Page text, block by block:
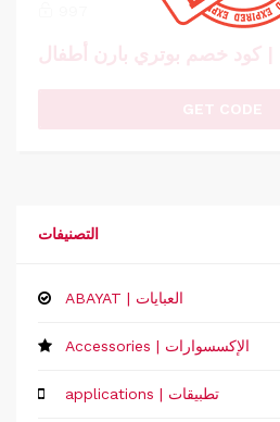
GET CODE
التصنيفات
ABAYAT | العبايات
Accessories | الإكسسوارات
applications | تطبيقات